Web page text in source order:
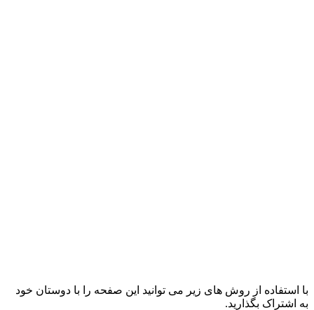
با استفاده از روش های زیر می توانید این صفحه را با دوستان خود
به اشتراک بگذارید.